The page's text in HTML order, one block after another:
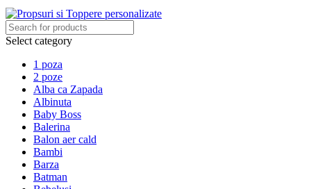
Select category
1 poza
2 poze
Alba ca Zapada
Albinuta
Baby Boss
Balerina
Balon aer cald
Bambi
Barza
Batman